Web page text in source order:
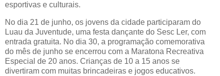
esportivas e culturais.
No dia 21 de junho, os jovens da cidade participaram do
Luau da Juventude, uma festa dançante do Sesc Ler, com
entrada gratuita. No dia 30, a programação comemorativa
do mês de junho se encerrou com a Maratona Recreativa
Especial de 20 anos. Crianças de 10 a 15 anos se
divertiram com muitas brincadeiras e jogos educativos.